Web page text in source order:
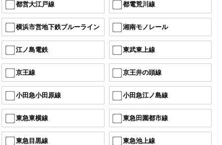
都営大江戸線 都電荒川線
横浜市営地下鉄ブルーライン 湘南モノレール
江ノ島電鉄 東武東上線
京王線 京王井の頭線
小田急小田原線 小田急江ノ島線
東急東横線 東急田園都市線
東急目黒線 東急池上線